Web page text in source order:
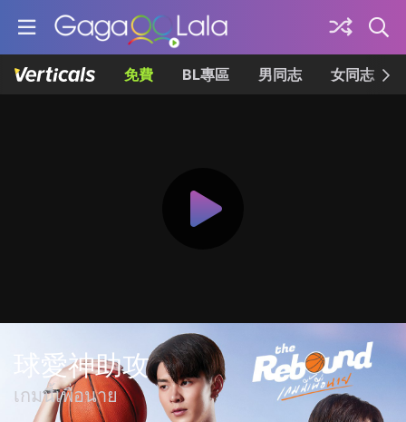
免費 BL專區 男同志 女同志
球愛神助攻
เกมนี้เพื่อนาย